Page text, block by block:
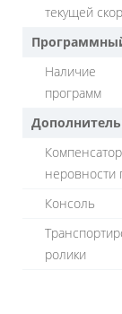
текущей
Наличие
программ
неровности
Консоль
ролики